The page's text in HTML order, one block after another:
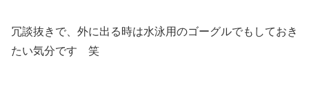
冗談抜きで、 外に出る時は水泳用のゴーグルでもしておき
たい気分です 笑